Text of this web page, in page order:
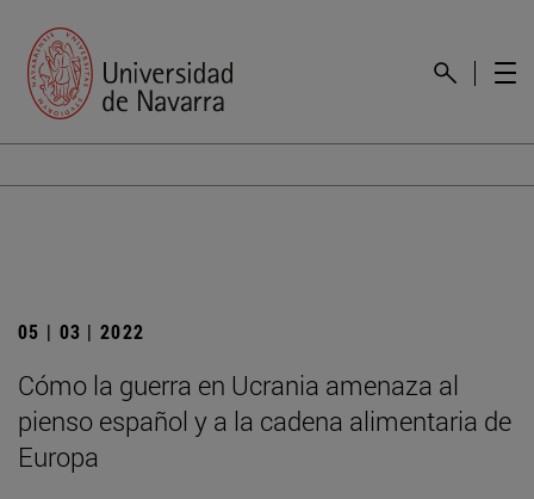
05 | 03 | 2022
Cómo la guerra en Ucrania amenaza al
pienso español y a la cadena alimentaria de
Europa